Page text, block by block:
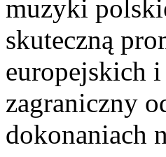
muzyki
skuteczną
europejskich
zagraniczny
dokonaniach